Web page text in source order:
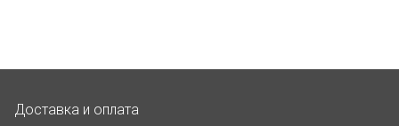
Доставка и оплата